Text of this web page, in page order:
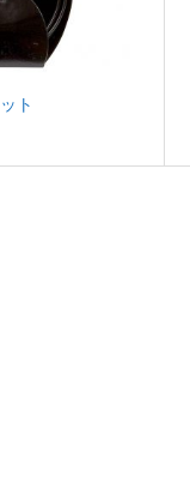
ト